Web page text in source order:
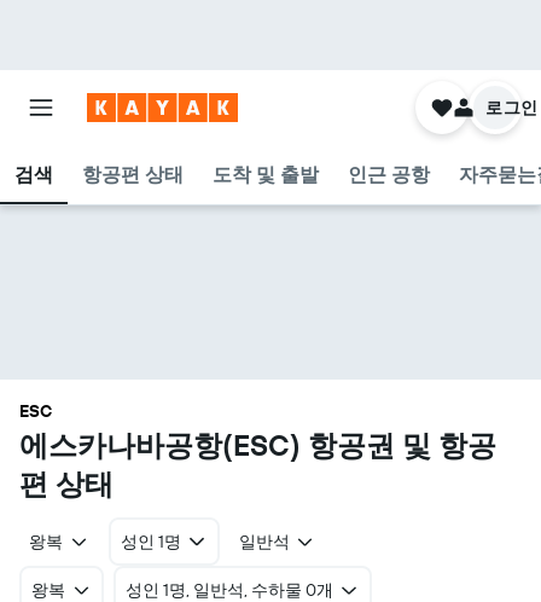
검색 항공편 상태 도착 및 출발 인근 공항 자주묻
로그인
ESC
에스카나바공항(ESC) 항공권 및 항공
편 상태
왕복 성인 1명 일반석
왕복 ​성인 1명, 일반석, 수하물 0개